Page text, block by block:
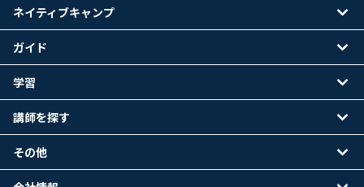
ネイティブキャンプ
ガイド
学習
講師を探す
その他